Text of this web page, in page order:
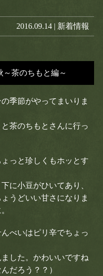
2016.09.14 | 新着情報
～茶のちもと編～
季節がやってまいりま
茶のちもとさんに行っ
っと珍しくもホッとす
に小豆がひいてあり、
うどいい甘さになりま
べいはピリ辛でちょっ
した。かわいいですね
だろう？？）